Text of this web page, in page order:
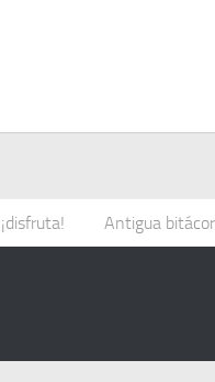
Antigua